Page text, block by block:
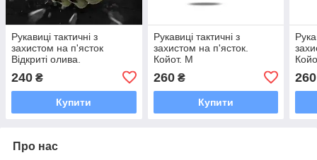
Рукавиці тактичні з
захистом на п'ясток
Відкриті олива.
240 ₴
Купити
Рукавиці тактичні з
захистом на п'ясток.
Койот. M
260₴
Купити
260
Про нас